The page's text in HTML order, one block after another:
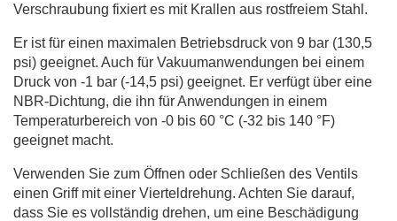
Verschraubung fixiert es mit Krallen aus rostfreiem Stahl.
Er ist für einen maximalen Betriebsdruck von 9 bar (130,5
psi) geeignet. Auch für Vakuumanwendungen bei einem
Druck von -1 bar (-14,5 psi) geeignet. Er verfügt über eine
NBR-Dichtung, die ihn für Anwendungen in einem
Temperaturbereich von -0 bis 60 °C (-32 bis 140 °F)
geeignet macht.
Verwenden Sie zum Öffnen oder Schließen des Ventils
einen Griff mit einer Vierteldrehung. Achten Sie darauf,
dass Sie es vollständig drehen, um eine Beschädigung